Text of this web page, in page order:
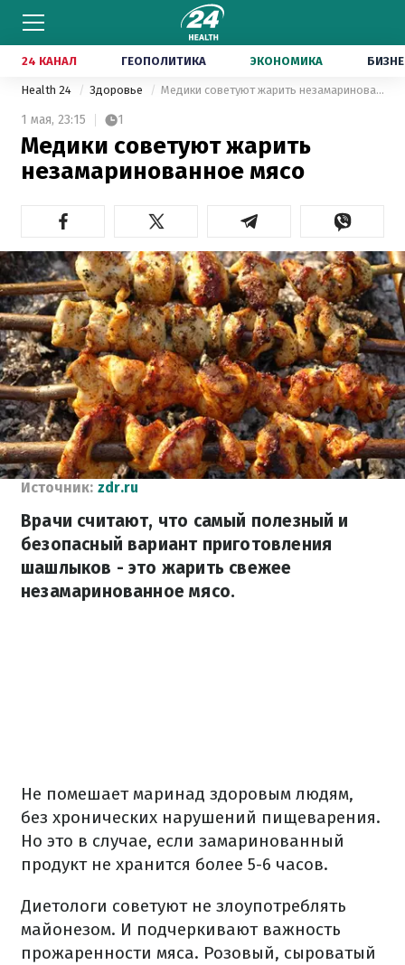
24 КАНАЛ ГЕОПОЛИТИКА ЭКОНОМИКА
Health 24 Здоровье Медики советуют жарить незамаринованное мясо
1 мая, 23:15 1
Медики советуют жарить
незамаринованное мясо
Источник: zdr.ru
Врачи считают, что самый полезный и
безопасный вариант приготовления
шашлыков - это жарить свежее
незамаринованное мясо.
Не помешает маринад здоровым людям,
без хронических нарушений пищеварения.
Но это в случае, если замаринованный
продукт не хранится более 5-6 часов.
Диетологи советуют не злоупотреблять
майонезом. И подчеркивают важность
прожаренности мяса. Розовый, сыроватый